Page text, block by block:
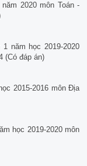
2020 môn Toán -
năm học 2019-2020
(Có đáp án)
2015-2016 môn Địa
học 2019-2020 môn